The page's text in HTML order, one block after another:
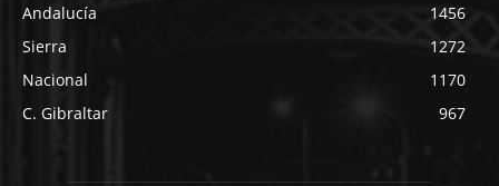
Andalucía
1456
Sierra
1272
Nacional
1170
C. Gibraltar
967